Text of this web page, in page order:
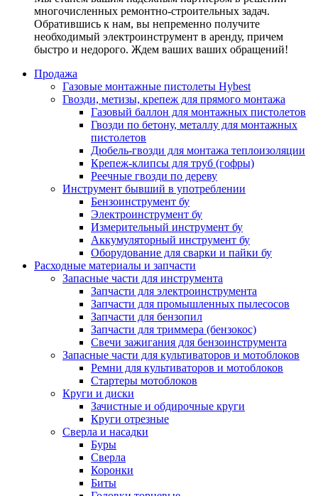
многочисленных ремонтно-строительных задач.
Обратившись к нам, вы непременно получите
необходимый электроинструмент в аренду, причем
быстро и недорого. Ждем ваших ваших обращений!
Продажа
Газовые монтажные пистолеты Hybest
Гвозди, метизы, крепеж для прямого монтажа
Газовый баллон для монтажных пистолетов
Гвозди по бетону, металлу для монтажных
пистолетов
Дюбель-гвозди для монтажа теплоизоляции
Крепеж-клипсы для труб (гофры)
Реечные гвозди по дереву
Инструмент бывший в употреблении
Бензоинструмент бу
Электроинструмент бу
Измерительный инструмент бу
Аккумуляторный инструмент бу
Оборудование для сварки и пайки бу
Расходные материалы и запчасти
Запасные части для инструмента
Запчасти для электроинструмента
Запчасти для промышленных пылесосов
Запчасти для бензопил
Запчасти для триммера (бензокос)
Свечи зажигания для бензоинструмента
Запасные части для культиваторов и мотоблоков
Ремни для культиваторов и мотоблоков
Стартеры мотоблоков
Круги и диски
Зачистные и обдирочные круги
Круги отрезные
Сверла и насадки
Буры
Сверла
Коронки
Биты